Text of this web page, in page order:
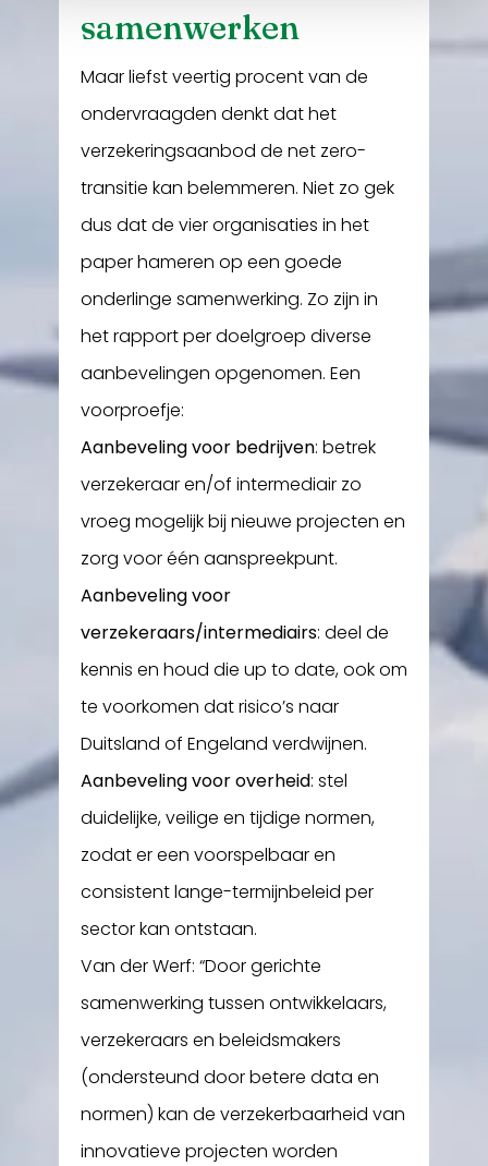
samenwerken
Maar liefst veertig procent van de
ondervraagden denkt dat het
verzekeringsaanbod de net zero-
transitie kan belemmeren. Niet zo gek
dus dat de vier organisaties in het
paper hameren op een goede
onderlinge samenwerking. Zo zijn in
het rapport per doelgroep diverse
aanbevelingen opgenomen. Een
voorproefje:
Aanbeveling voor bedrijven: betrek
verzekeraar en/of intermediair zo
vroeg mogelijk bij nieuwe projecten en
zorg voor één aanspreekpunt.
Aanbeveling voor
verzekeraars/intermediairs: deel de
kennis en houd die up to date, ook om
te voorkomen dat risico’s naar
Duitsland of Engeland verdwijnen.
Aanbeveling voor overheid: stel
duidelijke, veilige en tijdige normen,
zodat er een voorspelbaar en
consistent lange-termijnbeleid per
sector kan ontstaan.
Van der Werf: “Door gerichte
samenwerking tussen ontwikkelaars,
verzekeraars en beleidsmakers
(ondersteund door betere data en
normen) kan de verzekerbaarheid van
innovatieve projecten worden